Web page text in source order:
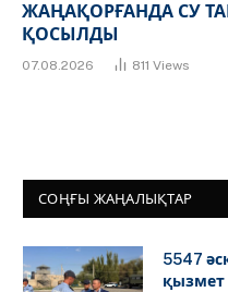
ЖАҢАҚОРҒАНДА СУ
ҚОСЫЛДЫ
07.08.2026 811 Views
СОҢҒЫ ЖАҢАЛЫҚТАР
5547
қызмет